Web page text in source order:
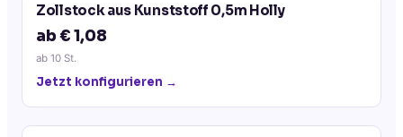
Zollstock aus Kunststoff 0,5m Holly
ab € 1,08
ab 10 St.
Jetzt konfigurieren →